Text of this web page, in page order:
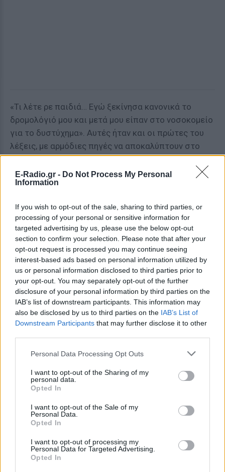
E-Radio.gr - Do Not Process My Personal
Information
If you wish to opt-out of the sale, sharing to third parties, or
processing of your personal or sensitive information for
targeted advertising by us, please use the below opt-out
section to confirm your selection. Please note that after your
opt-out request is processed you may continue seeing
interest-based ads based on personal information utilized by
us or personal information disclosed to third parties prior to
your opt-out. You may separately opt-out of the further
disclosure of your personal information by third parties on the
IAB’s list of downstream participants. This information may
also be disclosed by us to third parties on the IAB’s List of
Downstream Participants that may further disclose it to other
Personal Data Processing Opt Outs
I want to opt-out of the Sharing of my
personal data.
Opted In
I want to opt-out of the Sale of my
Personal Data.
Opted In
I want to opt-out of processing my
Personal Data for Targeted Advertising.
Opted In
«Τι λέτε ρε παιδιά… Εγώ ξεκίνησα κανονικά το
δρομολόγιό μου και μετά μου είπαν στο νοσοκομείο
για το δυστύχημα». Αυτές ήταν και οι πρώτες του
λέξεις, με αρμόδιες πηγές να αποκαλύπτουν στο
ThessToday.gr ότι ο οδηγός που είναι 45 ετών και
έχει εμπειρία άνω των δέκα ετών στο τιμόνι,
εμφάνισε απώλεια συνείδησης.
Οι γιατροί τον περνούν από εξετάσεις στο
Ιπποκράτειο νοσοκομείο, με τους αστυνομικούς να
περιμένουν την κατάθεσή του, μήπως και
ξεκαθαρίσουν τι ακριβώς συνέβη στη μοιραία
διαδρομή, μόλις ελάχιστων δευτερολέπτων με
αφετηρία τον Νέο Σιδηροδρομικό Σταθμό.
Αυτόπτες μάρτυρες ανέφεραν νωρίτερα, ότι ο
οδηγός έδειχνε να είχε χάσει τις αισθήσεις του εν
κινήσει. Έτσι, μπήκε στο αντίθετο ρεύμα επί της